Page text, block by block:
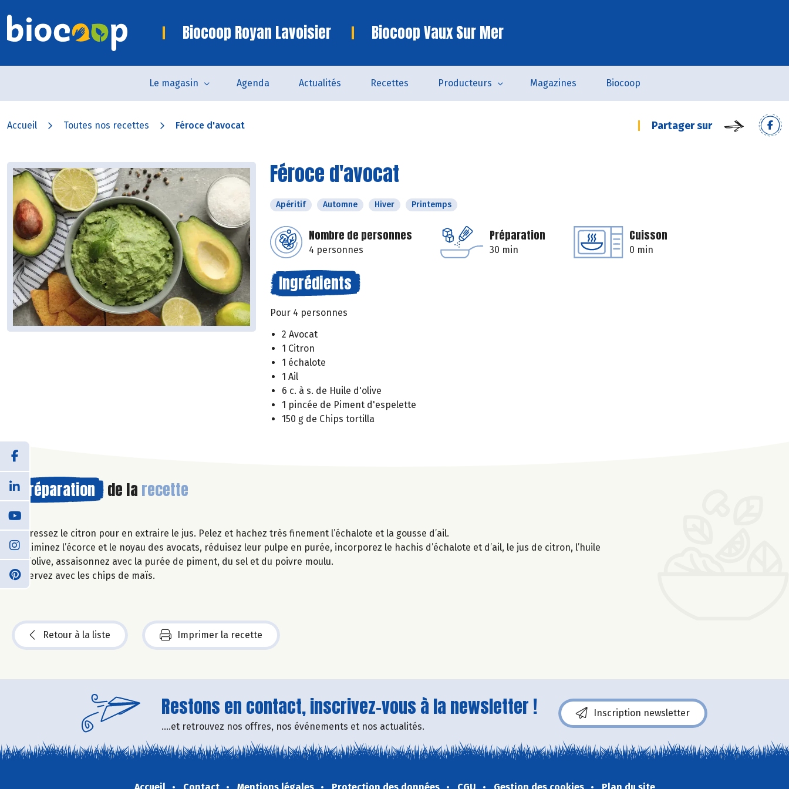
Biocoop Royan Lavoisier Biocoop Vaux Sur Mer
Le magasin Agenda Actualités Recettes Producteurs Magazines Biocoop
Accueil Toutes nos recettes Féroce d'avocat Partager sur
Féroce d'avocat
Apéritif Automne Hiver Printemps
Nombre de personnes
4 personnes
Préparation
30 min
Cuisson
0 min
Ingrédients
Pour 4 personnes
2 Avocat
1 Citron
1 échalote
1 Ail
6 c. à s. de Huile d'olive
1 pincée de Piment d'espelette
150 g de Chips tortilla
Préparation de la recette
Pressez le citron pour en extraire le jus. Pelez et hachez très finement l’échalote et la gousse d’ail.
Eliminez l’écorce et le noyau des avocats, réduisez leur pulpe en purée, incorporez le hachis d’échalote et d’ail, le jus de citron, l’huile
d’olive, assaisonnez avec la purée de piment, du sel et du poivre moulu.
Servez avec les chips de maïs.
Retour à la liste Imprimer la recette
Restons en contact, inscrivez-vous à la newsletter !
....et retrouvez nos offres, nos événements et nos actualités.
Inscription newsletter